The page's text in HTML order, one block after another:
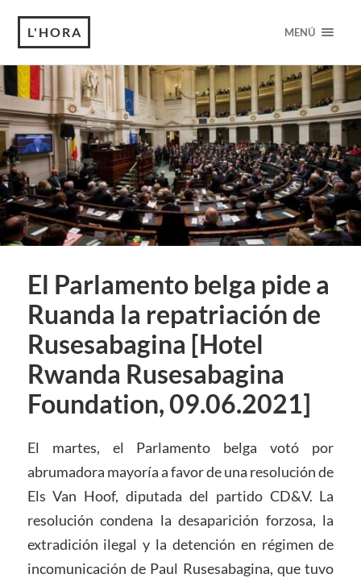
L'HORA MENÚ
El Parlamento belga pide a
Ruanda la repatriación de
Rusesabagina [Hotel
Rwanda Rusesabagina
Foundation, 09.06.2021]
El martes, el Parlamento belga votó por
abrumadora mayoría a favor de una resolución de
Els Van Hoof, diputada del partido CD&V. La
resolución condena la desaparición forzosa, la
extradición ilegal y la detención en régimen de
incomunicación de Paul Rusesabagina, que tuvo